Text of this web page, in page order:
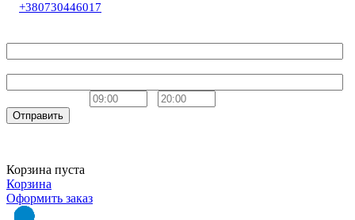
+380730446017
Отправить
Корзина пуста
Корзина
Оформить заказ